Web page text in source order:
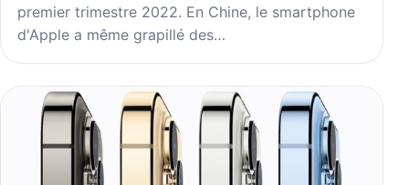
premier trimestre 2022. En Chine, le smartphone
d'Apple a même grapillé des…